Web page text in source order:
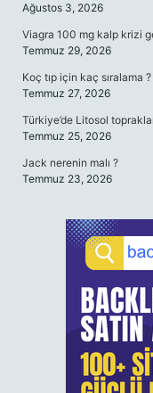
Ağustos 3, 2026
Viagra 100 mg kalp krizi
Temmuz 29, 2026
Koç tıp için kaç sıralama ?
Temmuz 27, 2026
Türkiye’de Litosol
Temmuz 25, 2026
Jack nerenin malı ?
Temmuz 23, 2026